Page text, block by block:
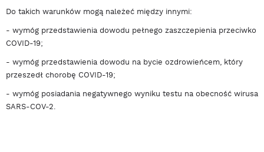
Do takich warunków mogą należeć między innymi:
- wymóg przedstawienia dowodu pełnego zaszczepienia przeciwko
COVID-19;
- wymóg przedstawienia dowodu na bycie ozdrowieńcem, który
przeszedł chorobę COVID-19;
- wymóg posiadania negatywnego wyniku testu na obecność wirusa
SARS-COV-2.